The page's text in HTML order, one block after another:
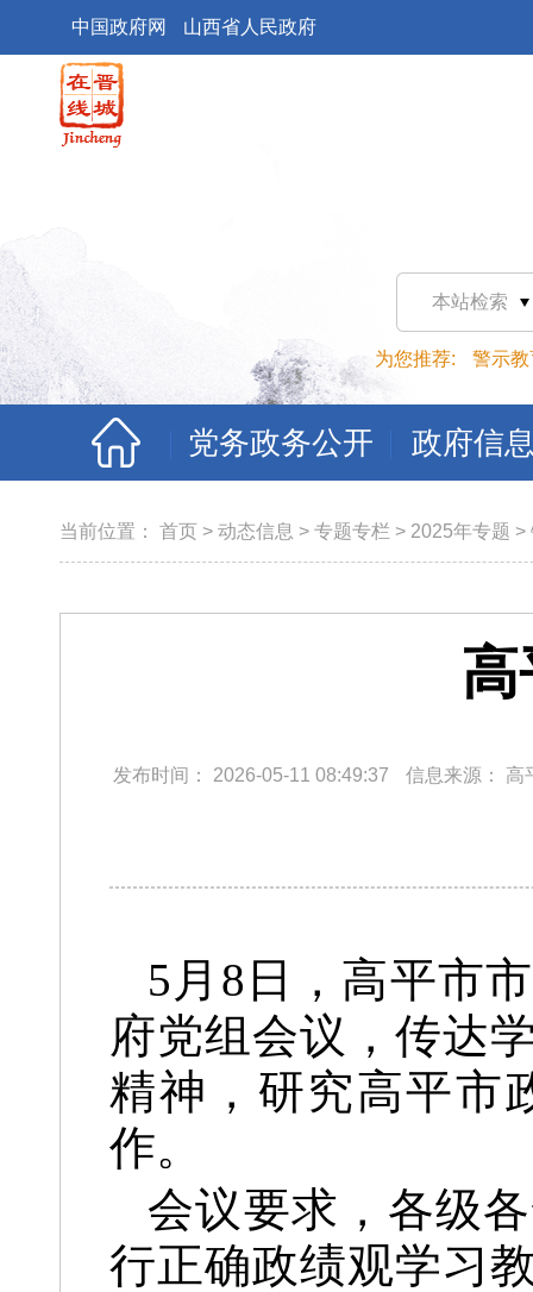
中国政府网 山西省人民政府
本站检索
为您推荐: 警示教
党务政务公开 政府信
当前位置： 首页 > 动态信息 > 专题专栏 > 2025年专题 >
发布时间： 2026-05-11 08:49:37 信息来源： 高
5月8日，高平市
府党组会议，传达
精神，研究高平市
作。
会议要求，各级
行正确政绩观学习